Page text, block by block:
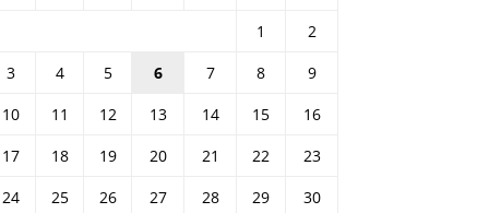
1
2
3
4 5 6 7 8
9
10
11 12 13 14 15
16
17
18 19 20 21 22
23
24
25 26 27 28 29 30